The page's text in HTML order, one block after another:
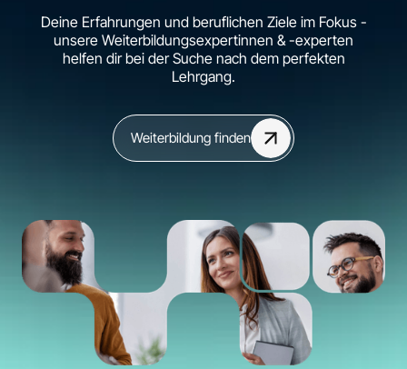
Deine Erfahrungen und beruflichen Ziele im Fokus -
unsere Weiterbildungsexpertinnen & -experten
helfen dir bei der Suche nach dem perfekten
Lehrgang.
Weiterbildung finden